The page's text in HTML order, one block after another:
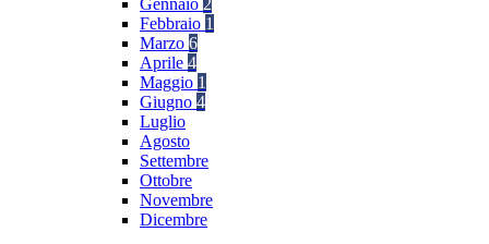
Gennaio 2
Febbraio 1
Marzo 6
Aprile 4
Maggio 1
Giugno 4
Luglio
Agosto
Settembre
Ottobre
Novembre
Dicembre